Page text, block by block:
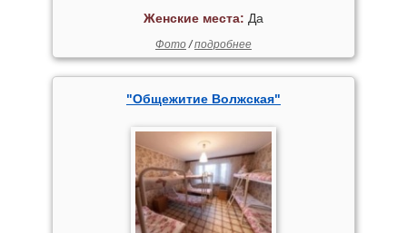
Женские места: Да
Фото/подробнее
"Общежитие Волжская"